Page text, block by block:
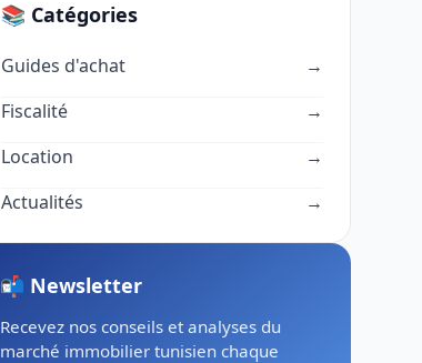
📚 Catégories
Guides d'achat
→
Fiscalité
→
Location
→
Actualités
→
📬 Newsletter
Recevez nos conseils et analyses du
marché immobilier tunisien chaque